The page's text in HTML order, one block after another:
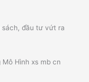
sách, đầu tư vứt ra
Mô Hình xs mb cn